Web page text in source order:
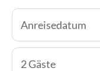
2 Gäste